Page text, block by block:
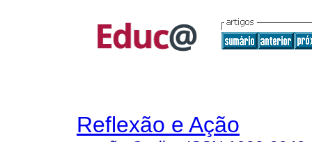
Reflexão e Ação